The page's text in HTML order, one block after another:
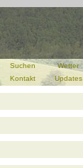
Suchen
Wetter
Kontakt Updates